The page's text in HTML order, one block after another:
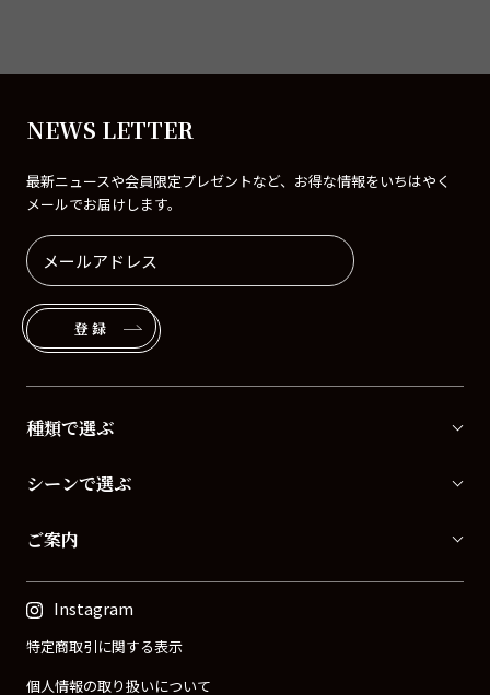
NEWS LETTER
最新ニュースや会員限定プレゼントなど、お得な情報をいちはやく
メールでお届けします。
登録
種類で選ぶ
シーンで選ぶ
ご案内
Instagram
特定商取引に関する表示
個人情報の取り扱いについて